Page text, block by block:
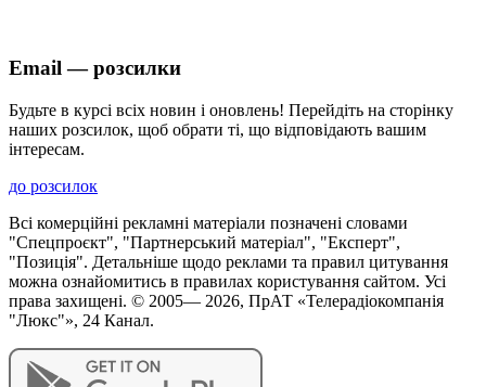
Email — розсилки
Будьте в курсі всіх новин і оновлень! Перейдіть на сторінку
наших розсилок, щоб обрати ті, що відповідають вашим
інтересам.
до розсилок
Всі комерційні рекламні матеріали позначені словами
"Спецпроєкт", "Партнерський матеріал", "Експерт",
"Позиція". Детальніше щодо реклами та правил цитування
можна ознайомитись в правилах користування сайтом. Усі
права захищені. © 2005— 2026, ПрАТ «Телерадіокомпанія
"Люкс"», 24 Канал.